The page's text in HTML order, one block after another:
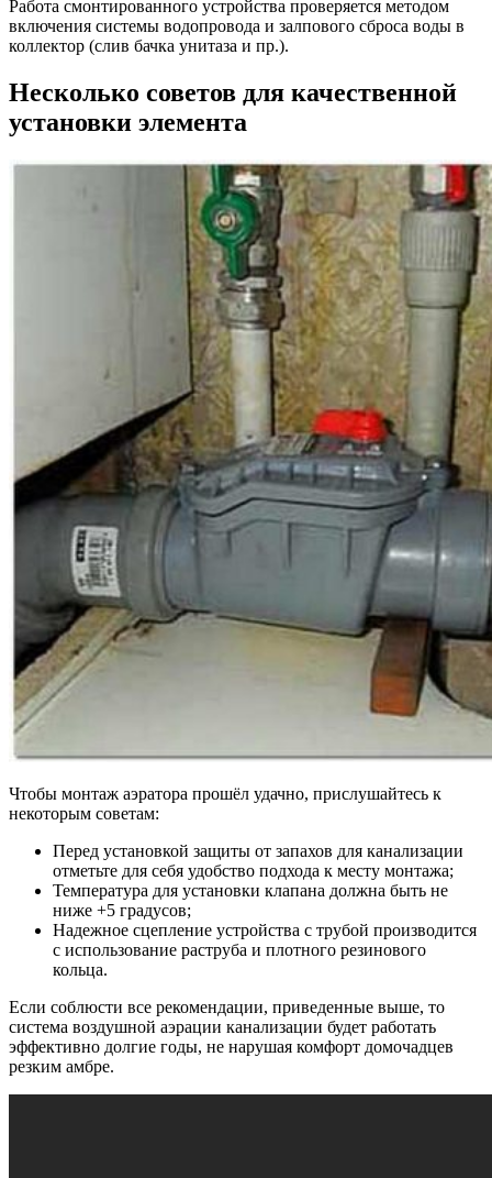
Работа смонтированного устройства проверяется методом
включения системы водопровода и залпового сброса воды в
коллектор (слив бачка унитаза и пр.).
Несколько советов для качественной
установки элемента
Чтобы монтаж аэратора прошёл удачно, прислушайтесь к
некоторым советам:
Перед установкой защиты от запахов для канализации
отметьте для себя удобство подхода к месту монтажа;
Температура для установки клапана должна быть не
ниже +5 градусов;
Надежное сцепление устройства с трубой производится
с использование раструба и плотного резинового
кольца.
Если соблюсти все рекомендации, приведенные выше, то
система воздушной аэрации канализации будет работать
эффективно долгие годы, не нарушая комфорт домочадцев
резким амбре.